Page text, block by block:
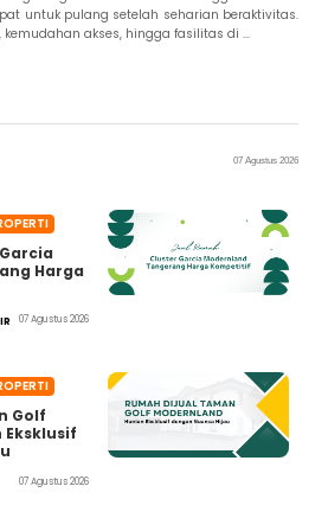
untuk pulang setelah seharian beraktivitas.
akses, hingga fasilitas di ...
07 Agustus 2026
Harga
07 Agustus 2026
Golf
Eksklusif
07 Agustus 2026